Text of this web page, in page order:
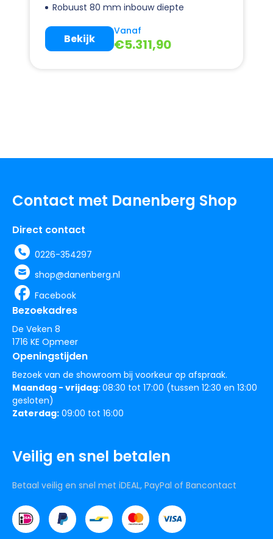
Robuust 80 mm inbouw diepte
Vanaf
€5.311,90
Bekijk
Contact met Danenberg Shop
Direct contact
0226-354297
shop@danenberg.nl
Facebook
Bezoekadres
De Veken 8
1716 KE Opmeer
Openingstijden
Bezoek van de showroom bij voorkeur op afspraak.
Maandag - vrijdag:08:30 tot 17:00 (tussen 12:30 en 13:00
gesloten)
Zaterdag: 09:00 tot 16:00
Veilig en snel betalen
Betaal veilig en snel met iDEAL, PayPal of Bancontact